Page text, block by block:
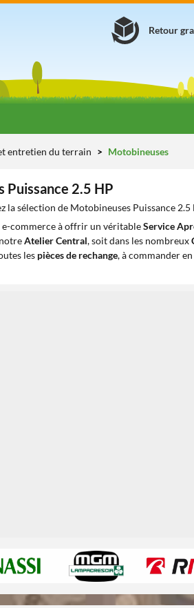
Retour
entretien du terrain Motobineuses
Puissance 2.5 HP
la sélection de Motobineuses Puissance 2.5
e-commerce à offrir un véritableService
Atelier Central, soit dans les nombreux
les pièces de rechange, à commander